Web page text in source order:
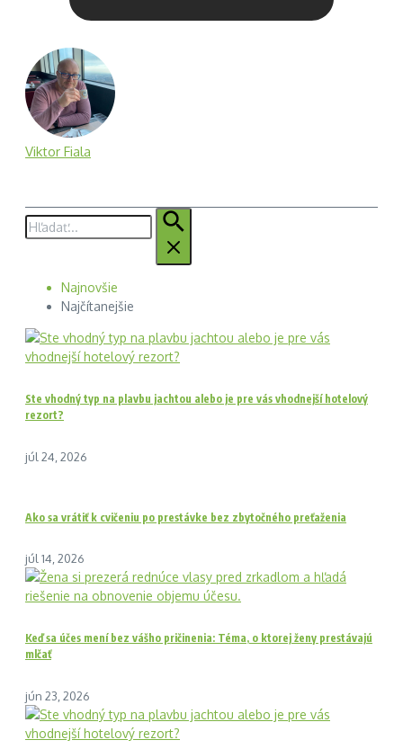
Viktor Fiala
Hľadať:
Najnovšie
Najčítanejšie
Ste vhodný typ na plavbu jachtou alebo je pre vás vhodnejší hotelový
rezort?
júl 24, 2026
Ako sa vrátiť k cvičeniu po prestávke bez zbytočného preťaženia
júl 14, 2026
Keď sa účes mení bez vášho pričinenia: Téma, o ktorej ženy prestávajú
mlčať
jún 23, 2026